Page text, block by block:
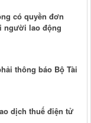
có quyền đơn
người lao động
thông báo Bộ Tài
dịch thuế điện tử